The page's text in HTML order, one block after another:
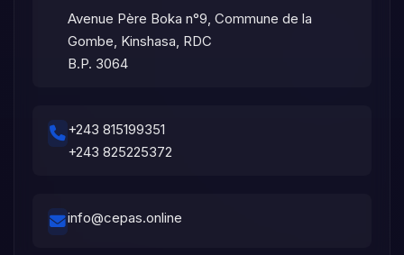
Avenue Père Boka n°9, Commune de la
Gombe, Kinshasa, RDC
B.P. 3064
+243 815199351
+243 825225372
info@cepas.online